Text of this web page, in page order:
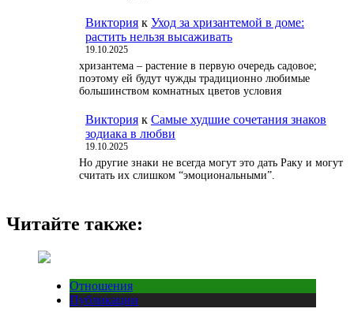
Виктория к Уход за хризантемой в доме:
растить нельзя высаживать
19.10.2025
хризантема – растение в первую очередь садовое;
поэтому ей будут чужды традиционно любимые
большинством комнатных цветов условия
Виктория к Самые худшие сочетания знаков
зодиака в любви
19.10.2025
Но другие знаки не всегда могут это дать Раку и могут
считать их слишком “эмоциональными”.
Читайте также:
Отношения
Публикации